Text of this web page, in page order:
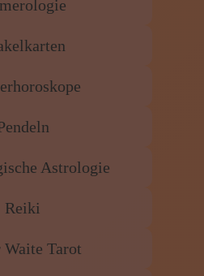
Astrologie
Reiki
Waite Tarot